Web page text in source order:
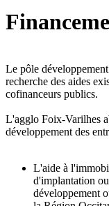
Financement
Le pôle
recherche des aides
cofinanceurs publics.
L'agglo Foix-Varilhes
développement des
L'aide à
d'implantation
développement